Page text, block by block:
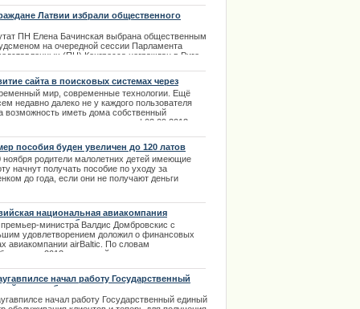
Латвии избрали общественного
ПН Елена Бачинская выбрана общественным
на очередной сессии Парламента
(ПН) Конгресса неграждан в Риге.
акцентируется внимание на том, что Латвия
поднять права человека до европейских
и решить проблему с "безгражданством".
сайта в поисковых системах через
инструменты
мир, современные технологии. Ещё
недавно далеко не у каждого пользователя
возможность иметь дома собственный
а интернет так и подавно. | 02.09.2013
пособия буден увеличен до 120 латов
ноября родители малолетних детей имеющие
начнут получать пособие по уходу за
до года, если они не получают деньги
национальная авиакомпания
год с прибылью
министра Валдис Домбровскис с
удовлетворением доложил о финансовых
авиакомпании airBaltic. По словам
2013 год латвийская национальная
начал работу Государственный
центр обслуживания клиентов
начал работу Государственный единый